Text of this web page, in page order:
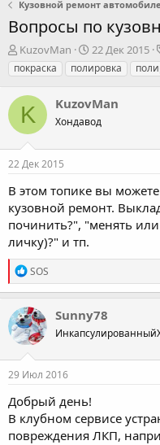
Кузовной ремонт
Вопросы по
А
в
т
о
р
т
е
м
ы
KuzovMan
Д
а
т
н
а
а
22 Дек 2015
покраска
полировка
K KuzovMan
Хондавод
22 Дек 2015
В этом топике вы
кузовной ремонт.
починить?", "менять или
личку)?" и тп.
R
e
a
c
t
i
o
n
s
SOS
Sunny78
29 Июл 2016
Добрый день!
В клубном сервисе
повреждения ЛКП,